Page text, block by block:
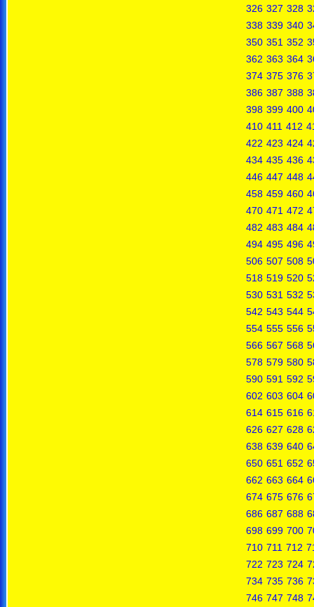
326 327 328
338 339 340
350 351 352
362 363 364
374 375 376
386 387 388
398 399 400
410 411 412
422 423 424
434 435 436
446 447 448
458 459 460
470 471 472
482 483 484
494 495 496
506 507 508
518 519 520
530 531 532
542 543 544
554 555 556
566 567 568
578 579 580
590 591 592
602 603 604
614 615 616
626 627 628
638 639 640
650 651 652
662 663 664
674 675 676
686 687 688
698 699 700
710 711 712
722 723 724
734 735 736
746 747 748